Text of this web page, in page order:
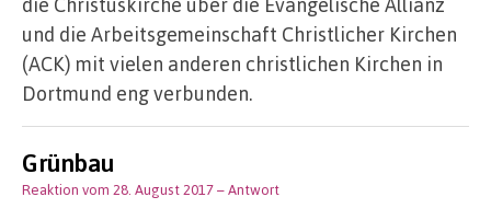
die Christuskirche über die Evangelische Allianz
und die Arbeitsgemeinschaft Christlicher Kirchen
(ACK) mit vielen anderen christlichen Kirchen in
Dortmund eng verbunden.
Grünbau
Reaktion vom 28. August 2017– Antwort